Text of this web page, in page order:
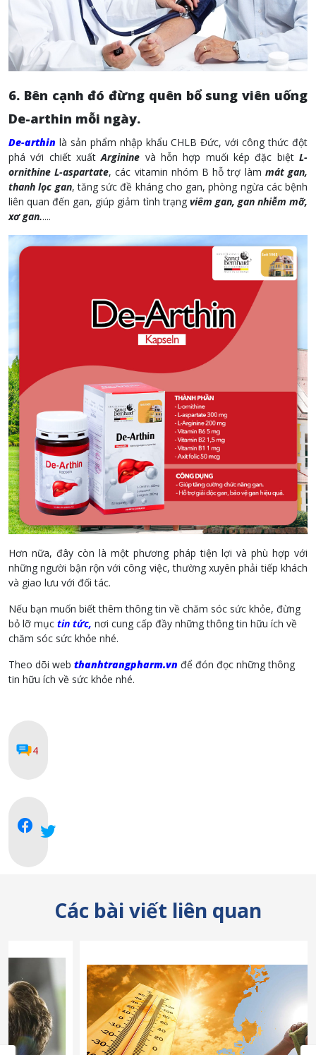
4
6. Bên cạnh đó đừng quên bổ sung viên uống
De-arthin mỗi ngày.
De-arthin là sản phẩm nhập khẩu CHLB Đức, với công thức đột
phá với chiết xuấtArginine và hỗn hợp muối kép đặc biệtL-
ornithine L-aspartate, các vitamin nhóm B hỗ trợ làm mát gan,
thanh lọc gan, tăng sức đề kháng cho gan, phòng ngừa các bệnh
liên quan đến gan, giúp giảm tình trạng viêm gan, gan nhiễm mỡ,
xơ gan.....
Hơn nữa, đây còn là một phương pháp tiện lợi và phù hợp với
những người bận rộn với công việc, thường xuyên phải tiếp khách
và giao lưu với đối tác.
Nếu bạn muốn biết thêm thông tin về chăm sóc sức khỏe, đừng
bỏ lỡ mục tin tức, nơi cung cấp đầy những thông tin hữu ích về
chăm sóc sức khỏe nhé.
Theo dõi web thanhtrangpharm.vn để đón đọc những thông
tin hữu ích về sức khỏe nhé.
Các bài viết liên quan